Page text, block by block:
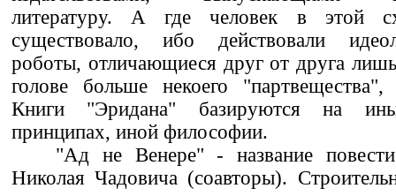
литературу. А где человек в этой
существовало, ибо действовали
роботы, отличающиеся друг от друга
голове больше некоего
Книги "Эридана" базируются на
принципах, иной философии.
"Ад не Венере" - название
Николая Чадовича (соавторы).